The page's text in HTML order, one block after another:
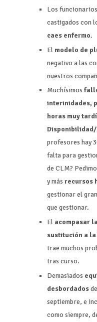
Los
castigados con
caes enfermo.
El modelo de
negativo a las
nuestros
Muchísimos
interinidades,
horas muy
profesores hay
falta para
de CLM?
y másrecursos
gestionar el
que gestionar.
El acompasar
sustitución a
trae muchos
tras curso.
Demasiados
desbordados
septiembre, e
como siempre,